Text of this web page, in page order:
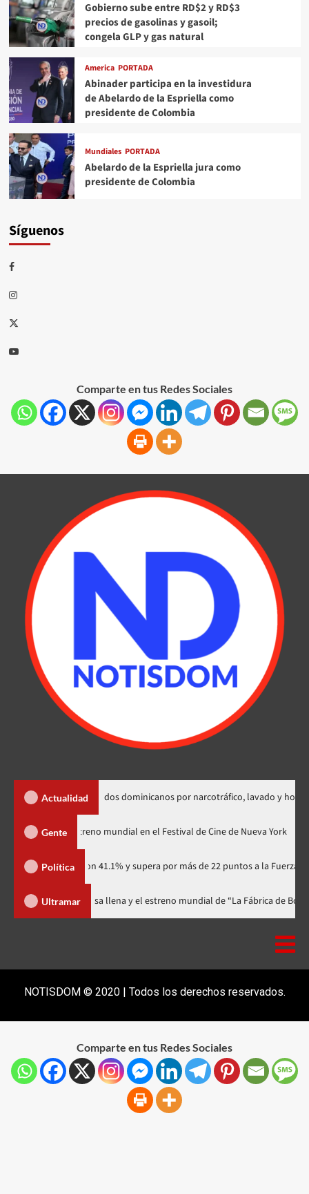
Gobierno sube entre RD$2 y RD$3
precios de gasolinas y gasoil;
congela GLP y gas natural
America PORTADA
Abinader participa en la investidura
de Abelardo de la Espriella como
presidente de Colombia
Mundiales PORTADA
Abelardo de la Espriella jura como
presidente de Colombia
Síguenos
Comparte en tus Redes Sociales
Actualidad
de dos dominicanos por narcotráfico, lavado y homicidio
Gente
Minus Zero» tendrá su estreno mundial en el Festival de Cine de
Política
con 41.1% y supera por más de 22 puntos a la Fuerza del Pueblo
Ultramar
celebra 15 años con una gala a casa llena y el estreno mundial de “La
NOTISDOM © 2020 | Todos los derechos reservados.
Comparte en tus Redes Sociales